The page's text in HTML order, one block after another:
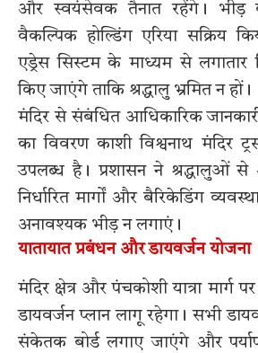
और स्वयंसेवक तैनात रहेंगे। भीड़
वैकल्पिक होल्डिंग एरिया सक्रिय
एड्रेस सिस्टम के माध्यम से लगातार
किए जाएंगे ताकि श्रद्धालु भ्रमित न हों।
मंदिर से संबंधित आधिकारिक
का विवरणकाशी विश्वनाथ मंदिर
उपलब्ध है। प्रशासन ने श्रद्धालुओं
निर्धारित मार्गों और बैरिकेडिंग
अनावश्यक भीड़ न लगाएं।
यातायात प्रबंधन और डायवर्जन योजना
मंदिर क्षेत्र और पंचकोशी यात्रा मार्ग पर
डायवर्जन प्लान लागू रहेगा। सभी
संकेतक बोर्ड लगाए जाएंगे और